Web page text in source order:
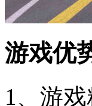
游戏优
1、游